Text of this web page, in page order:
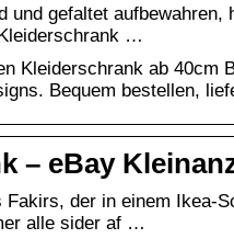
und gefaltet
…
Kleiderschrank ab
Bequem bestellen,
– eBay
Fakirs, der in einem
alle sider af …